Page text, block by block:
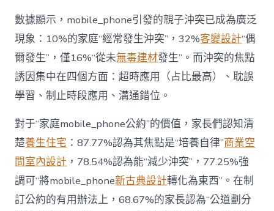
中
數據顯示，mobile_phone引發的親子沖突已成為廣泛
現象：10%的家庭“經常發生沖突”，32%客變設計“偶
爾發生”，僅16%“從未無毒建材發生”。而沖突的焦點
誘因集中在四個方面：超時應用（占比最高）、耽誤
學習、制止時段應用、溝通錯位。
對于“家庭mobile_phone公約”的價值，家長們認知清
楚養生住宅 ：87.77%認為其焦點是“培養自律”商業空
間室內設計 ，78.54%認為能“減少沖突”，77.25%強
調可“將mobile_phone新古典設計轉化為東西”。在制
訂公約的有用辦法上，68.67%的家長認為“公道劃分